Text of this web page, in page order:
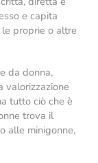
e capita
proprie o altre
da donna,
valorizzazione
tutto ciò che è
trova il
alle minigonne,